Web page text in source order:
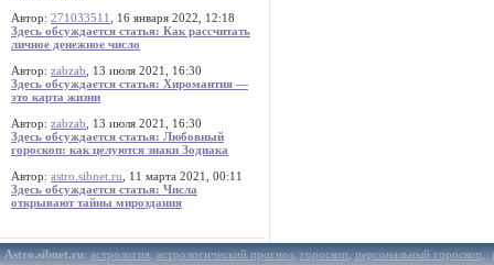
Автор: 271033511
, 16 января 2022, 12:18
Здесь обсуждается статья: Как рассчитать
личное денежное число
Автор: zabzab , 13 июля 2021, 16:30
Здесь обсуждается статья: Хиромантия —
это карта жизни
Автор: zabzab , 13 июля 2021, 16:30
Здесь обсуждается статья: Любовный
гороскоп: как целуются знаки Зодиака
Автор: astro.sibnet.ru , 11 марта 2021, 00:11
Здесь обсуждается статья: Числа
открывают тайны мироздания
Astro.sibnet.ru:астрология,астрологический прогноз,гороскоп,персональный гороскоп,